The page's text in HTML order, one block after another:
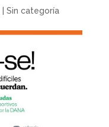
Sin categoría